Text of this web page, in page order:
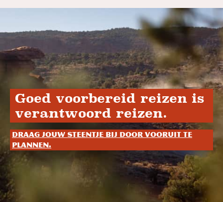
Goed voorbereid reizen is
verantwoord reizen.
Draag jouw steentje bij door vooruit te
plannen.